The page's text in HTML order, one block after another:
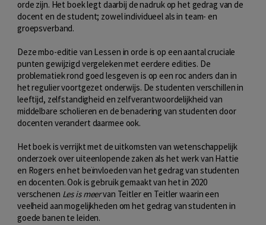
orde zijn. Het boek legt daarbij de nadruk op het gedrag van de
docent en de student; zowel individueel als in team- en
groepsverband.
Deze mbo-editie van Lessen in orde is op een aantal cruciale
punten gewijzigd vergeleken met eerdere edities. De
problematiek rond goed lesgeven is op een roc anders dan in
het regulier voortgezet onderwijs. De studenten verschillen in
leeftijd, zelfstandigheid en zelfverantwoordelijkheid van
middelbare scholieren en de benadering van studenten door
docenten verandert daarmee ook.
Het boek is verrijkt met de uitkomsten van wetenschappelijk
onderzoek over uiteenlopende zaken als het werk van Hattie
en Rogers en het beïnvloeden van het gedrag van studenten
en docenten. Ook is gebruik gemaakt van het in 2020
verschenen Les is meervan Teitler en Teitler waarin een
veelheid aan mogelijkheden om het gedrag van studenten in
goede banen te leiden.